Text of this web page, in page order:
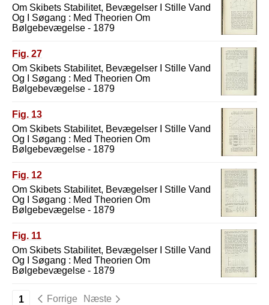
Om Skibets Stabilitet, Bevægelser I Stille Vand
Og I Søgang : Med Theorien Om
Bølgebevægelse - 1879
Fig. 27
Om Skibets Stabilitet, Bevægelser I Stille Vand
Og I Søgang : Med Theorien Om
Bølgebevægelse - 1879
Fig. 13
Om Skibets Stabilitet, Bevægelser I Stille Vand
Og I Søgang : Med Theorien Om
Bølgebevægelse - 1879
Fig. 12
Om Skibets Stabilitet, Bevægelser I Stille Vand
Og I Søgang : Med Theorien Om
Bølgebevægelse - 1879
Fig. 11
Om Skibets Stabilitet, Bevægelser I Stille Vand
Og I Søgang : Med Theorien Om
Bølgebevægelse - 1879
1 Forrige Næste